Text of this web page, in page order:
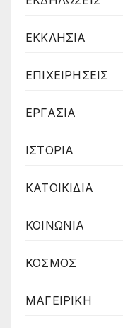
ΕΚΚΛΗΣΙΑ
ΕΠΙΧΕΙΡΗΣΕΙΣ
ΕΡΓΑΣΙΑ
ΙΣΤΟΡΙΑ
ΚΑΤΟΙΚΙΔΙΑ
ΚΟΙΝΩΝΙΑ
ΚΟΣΜΟΣ
ΜΑΓΕΙΡΙΚΗ